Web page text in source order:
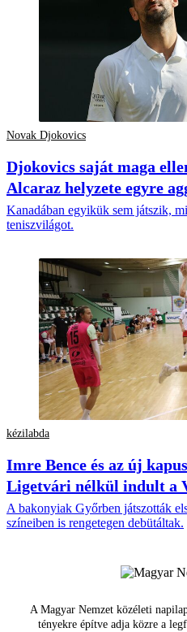
Novak Djokovics
Djokovics saját maga
Alcaraz helyzete egyre
Kanadában egyikük sem játszik,
teniszvilágot.
kézilabda
Imre Bence és az új
Ligetvári nélkül indult a
A bakonyiak Győrben játszották
színeiben is rengetegen debütáltak.
A Magyar Nemzet közéleti
tényekre építve adja közre a